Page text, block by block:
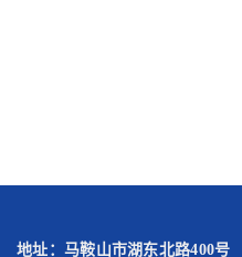
地址：马鞍山市湖东北路400号